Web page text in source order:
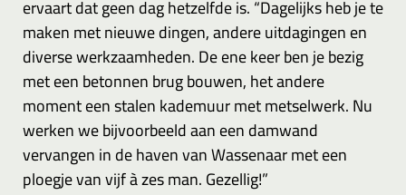
ervaart dat geen dag hetzelfde is. “Dagelijks heb je te
maken met nieuwe dingen, andere uitdagingen en
diverse werkzaamheden. De ene keer ben je bezig
met een betonnen brug bouwen, het andere
moment een stalen kademuur met metselwerk. Nu
werken we bijvoorbeeld aan een damwand
vervangen in de haven van Wassenaar met een
ploegje van vijf à zes man. Gezellig!”